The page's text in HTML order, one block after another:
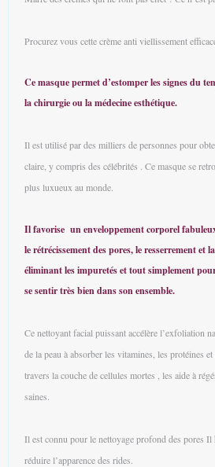
Procurez vous cette crème anti viellissement
Ce masque permet d’estomper les signes du
la chirurgie ou la médecine esthétique.
Il est utilisé par des milliers de personnes pour
claire, y compris des célébrités . Ce masque se
plus luxueux au monde.
Il favorise un enveloppement corporel
le rétrécissement des pores, le resserrement et
éliminant les impuretés et tout simplement
se sentir très bien dans son ensemble.
Ce nettoyant facial puissant accélère l’exfoliation
de la peau à absorber les vitamines, les protéines
travers la couche de cellules mortes , les aide à
saines.
Il est connu pour le nettoyage profond des pores Il
réduire l’apparence des rides.